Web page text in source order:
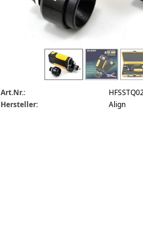
align-nitro-starter-flaechenmodelle.jpg
Art.Nr.:
Hersteller:
Align